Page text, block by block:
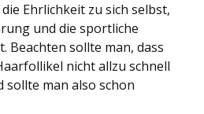
Ehrlichkeit zu sich selbst,
und die sportliche
Beachten sollte man, dass
nicht allzu schnell
sollte man also schon